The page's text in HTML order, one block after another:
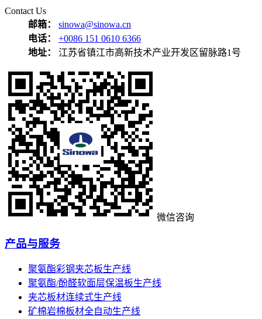
Contact Us
邮箱：
sinowa@sinowa.cn
电话：
+0086 151 0610 6366
地址：
江苏省镇江市高新技术产业开发区留脉路1号
微信咨询
产品与服务
聚氨酯彩钢夹芯板生产线
聚氨酯/酚醛软面层保温板生产线
夹芯板材连续式生产线
矿棉岩棉板材全自动生产线